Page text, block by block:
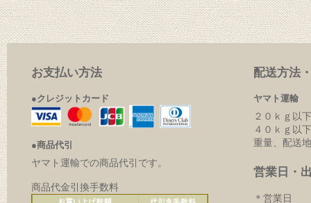
お支払い方法
●クレジットカード
●商品代引
ヤマト運輸での商品代引です。
商品代金引換手数料
配送方法
ヤマト運輸
２０ｋｇ以
４０ｋｇ以
重量、配送
営業日・
＊営業日